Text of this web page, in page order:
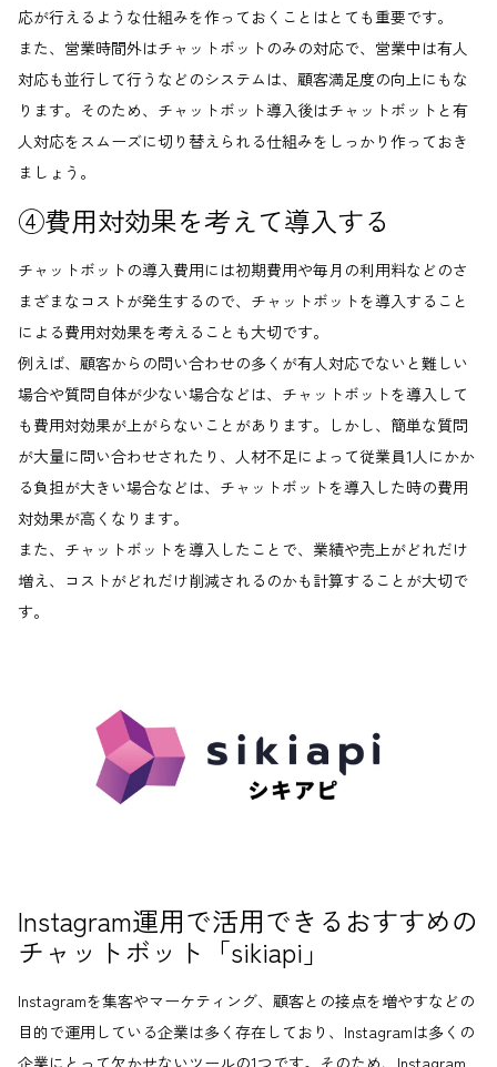
応が行えるような仕組みを作っておくことはとても重要です。
また、営業時間外はチャットボットのみの対応で、営業中は有人
対応も並行して行うなどのシステムは、顧客満足度の向上にもな
ります。そのため、チャットボット導入後はチャットボットと有
人対応をスムーズに切り替えられる仕組みをしっかり作っておき
ましょう。
④費用対効果を考えて導入する
チャットボットの導入費用には初期費用や毎月の利用料などのさ
まざまなコストが発生するので、チャットボットを導入すること
による費用対効果を考えることも大切です。
例えば、顧客からの問い合わせの多くが有人対応でないと難しい
場合や質問自体が少ない場合などは、チャットボットを導入して
も費用対効果が上がらないことがあります。しかし、簡単な質問
が大量に問い合わせされたり、人材不足によって従業員1人にかか
る負担が大きい場合などは、チャットボットを導入した時の費用
対効果が高くなります。
また、チャットボットを導入したことで、業績や売上がどれだけ
増え、コストがどれだけ削減されるのかも計算することが大切で
す。
Instagram運用で活用できるおすすめの
チャットボット「sikiapi」
Instagramを集客やマーケティング、顧客との接点を増やすなどの
目的で運用している企業は多く存在しており、Instagramは多くの
企業にとって欠かせないツールの1つです。そのため、Instagram